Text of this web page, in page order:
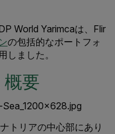
World Yarimcaは、Flir
の包括的なポートフォ
しました。
概要
トリアの中心部にあり